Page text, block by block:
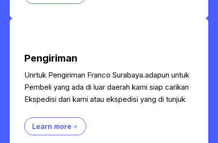
Pengiriman
Unrtuk Pengiriman Franco Surabaya.adapun untuk
Pembeli yang ada di luar daerah kami siap carikan
Ekspedisi dari kami atau ekspedisi yang di tunjuk
Learn more